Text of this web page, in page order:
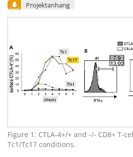
Projektanhang
Figure 1: CTLA-4+/+ and -/- CD8+ T-
Tc1/Tc17 conditions.